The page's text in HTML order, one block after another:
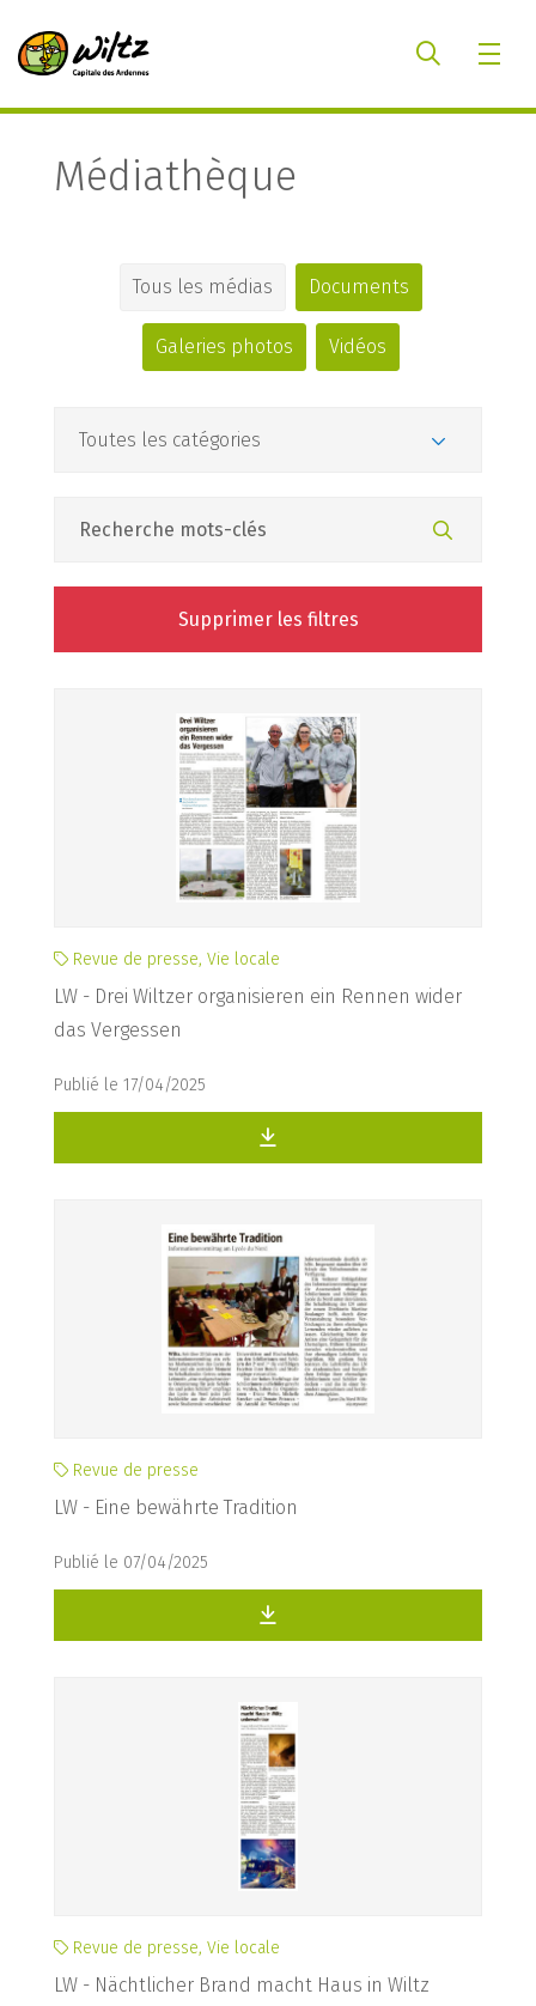
Médiathèque
Tous les médias Documents
Galeries photos Vidéos
Supprimer les filtres
Revue de presse, Vie locale
LW - Drei Wiltzer organisieren ein Rennen wider
das Vergessen
Publié le 17/04/2025
Revue de presse
LW - Eine bewährte Tradition
Publié le 07/04/2025
Revue de presse, Vie locale
LW - Nächtlicher Brand macht Haus in Wiltz